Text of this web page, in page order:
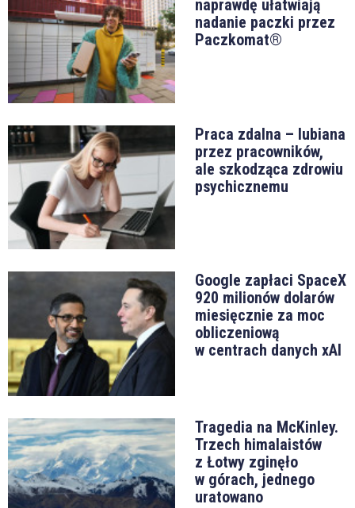
naprawdę ułatwiają
nadanie paczki przez
Paczkomat®
Praca zdalna – lubiana
przez pracowników,
ale szkodząca zdrowiu
psychicznemu
Google zapłaci SpaceX
920 milionów dolarów
miesięcznie za moc
obliczeniową
w centrach danych xAI
Tragedia na McKinley.
Trzech himalaistów
z Łotwy zginęło
w górach, jednego
uratowano